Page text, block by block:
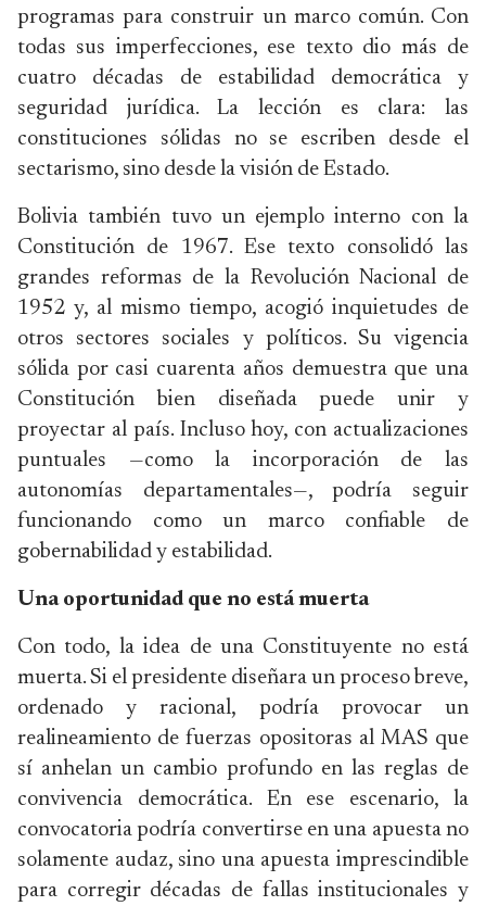
programas para construir un marco común. Con
todas sus imperfecciones, ese texto dio más de
cuatro décadas de estabilidad democrática y
seguridad jurídica. La lección es clara: las
constituciones sólidas no se escriben desde el
sectarismo, sino desde la visión de Estado.
Bolivia también tuvo un ejemplo interno con la
Constitución de 1967. Ese texto consolidó las
grandes reformas de la Revolución Nacional de
1952 y, al mismo tiempo, acogió inquietudes de
otros sectores sociales y políticos. Su vigencia
sólida por casi cuarenta años demuestra que una
Constitución bien diseñada puede unir y
proyectar al país. Incluso hoy, con actualizaciones
puntuales —como la incorporación de las
autonomías departamentales—, podría seguir
funcionando como un marco confiable de
gobernabilidad y estabilidad.
Una oportunidad que no está muerta
Con todo, la idea de una Constituyente no está
muerta. Si el presidente diseñara un proceso breve,
ordenado y racional, podría provocar un
realineamiento de fuerzas opositoras al MAS que
sí anhelan un cambio profundo en las reglas de
convivencia democrática. En ese escenario, la
convocatoria podría convertirse en una apuesta no
solamente audaz, sino una apuesta imprescindible
para corregir décadas de fallas institucionales y